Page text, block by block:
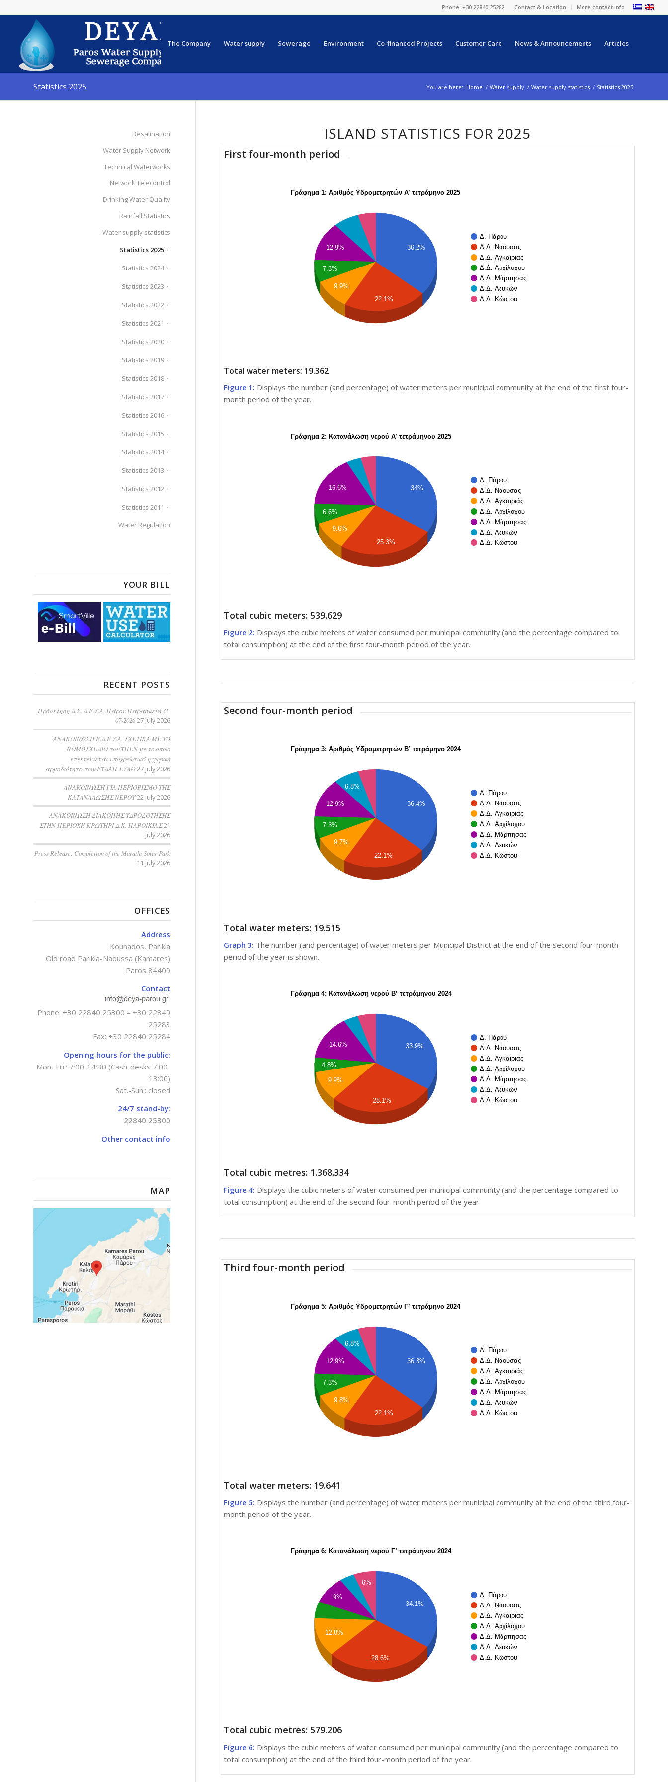
Contact & Location More contact info
Phone: +30 22840 25282
The Company Water supply Sewerage Environment Co-financed Projects Customer Care News & Announcements Articles
Statistics 2025 You are here: Home / Water supply / Water supply statistics / Statistics 2025
ISLAND STATISTICS FOR 2025
First four-month period
Γράφημα 1: Αριθμός Υδρομετρητών Α’ τετράμηνο 2025
Δ. Πάρου
Δ.Δ. Νάουσας
Δ.Δ. Αγκαιριάς
Δ.Δ. Αρχίλοχου
Δ.Δ. Μάρπησας
Δ.Δ. Λευκών
Δ.Δ. Κώστου
36.2%
12.9%
7.3%
9.9%
22.1%
Total water meters: 19.362
Figure 1: Displays the number (and percentage) of water meters per municipal community at the end of the first four-
month period of the year.
Γράφημα 2: Κατανάλωση νερού Α’ τετράμηνου 2025
Δ. Πάρου
Δ.Δ. Νάουσας
Δ.Δ. Αγκαιριάς
Δ.Δ. Αρχίλοχου
Δ.Δ. Μάρπησας
Δ.Δ. Λευκών
Δ.Δ. Κώστου
34%
16.6%
6.6%
9.6%
25.3%
Total cubic meters: 539.629
Figure 2: Displays the cubic meters of water consumed per municipal community (and the percentage compared to
total consumption) at the end of the first four-month period of the year.
Second four-month period
Γράφημα 3: Αριθμός Υδρομετρητών Β’ τετράμηνο 2024
Δ. Πάρου
Δ.Δ. Νάουσας
Δ.Δ. Αγκαιριάς
Δ.Δ. Αρχίλοχου
Δ.Δ. Μάρπησας
Δ.Δ. Λευκών
Δ.Δ. Κώστου
36.4%
6.8%
12.9%
7.3%
9.7%
22.1%
Total water meters: 19.515
Graph 3: The number (and percentage) of water meters per Municipal District at the end of the second four-month
period of the year is shown.
Γράφημα 4: Κατανάλωση νερού Β’ τετράμηνου 2024
Δ. Πάρου
Δ.Δ. Νάουσας
Δ.Δ. Αγκαιριάς
Δ.Δ. Αρχίλοχου
Δ.Δ. Μάρπησας
Δ.Δ. Λευκών
Δ.Δ. Κώστου
33.9%
14.6%
4.8%
9.9%
28.1%
Total cubic metres: 1.368.334
Figure 4: Displays the cubic meters of water consumed per municipal community (and the percentage compared to
total consumption) at the end of the second four-month period of the year.
Third four-month period
Γράφημα 5: Αριθμός Υδρομετρητών Γ’ τετράμηνο 2024
Δ. Πάρου
Δ.Δ. Νάουσας
Δ.Δ. Αγκαιριάς
Δ.Δ. Αρχίλοχου
Δ.Δ. Μάρπησας
Δ.Δ. Λευκών
Δ.Δ. Κώστου
36.3%
6.8%
12.9%
7.3%
9.8%
22.1%
Total water meters: 19.641
Figure 5: Displays the number (and percentage) of water meters per municipal community at the end of the third four-
month period of the year.
Γράφημα 6: Κατανάλωση νερού Γ’ τετράμηνου 2024
Δ. Πάρου
Δ.Δ. Νάουσας
Δ.Δ. Αγκαιριάς
Δ.Δ. Αρχίλοχου
Δ.Δ. Μάρπησας
Δ.Δ. Λευκών
Δ.Δ. Κώστου
34.1%
6%
9%
12.8%
28.6%
Total cubic metres: 579.206
Figure 6: Displays the cubic meters of water consumed per municipal community (and the percentage compared to
total consumption) at the end of the third four-month period of the year.
Desalination
Water Supply Network
Technical Waterworks
Network Telecontrol
Drinking Water Quality
Rainfall Statistics
Water supply statistics
Statistics 2025
Statistics 2024
Statistics 2023
Statistics 2022
Statistics 2021
Statistics 2020
Statistics 2019
Statistics 2018
Statistics 2017
Statistics 2016
Statistics 2015
Statistics 2014
Statistics 2013
Statistics 2012
Statistics 2011
Water Regulation
YOUR BILL
RECENT POSTS
Πρόσκληση Δ.Σ. Δ.Ε.Υ.Α. Πάρου Παρασκευή 31-
07-202627 July 2026
ΑΝΑΚΟΙΝΩΣΗ Ε.Δ.Ε.Υ.Α. ΣΧΕΤΙΚΑ ΜΕ ΤΟ
ΝΟΜΟΣΧΕΔΙΟ του ΥΠΕΝ με το οποίο
επεκτείνεται υποχρεωτικά η χωρική
αρμοδιότητα των ΕΥΔΑΠ-ΕΥΑΘ27 July 2026
ΑΝΑΚΟΙΝΩΣΗ ΓΙΑ ΠΕΡΙΟΡΙΣΜΟ ΤΗΣ
ΚΑΤΑΝΑΛΩΣΗΣ ΝΕΡΟΥ22 July 2026
AΝΑΚΟΙΝΩΣΗ ΔΙΑΚΟΠΗΣ ΥΔΡΟΔΟΤΗΣΗΣ
ΣΤΗΝ ΠΕΡΙΟΧΗ ΚΡΩΤΗΡΙ Δ.Κ. ΠΑΡΟΙΚΙΑΣ21
July 2026
Press Release: Completion of the Marathi Solar Park
11 July 2026
OFFICES
Address
Kounados, Parikia
Old road Parikia-Naoussa (Kamares)
Paros 84400
Contact
Phone: +30 22840 25300 – +30 22840
25283
Fax: +30 22840 25284
Opening hours for the public:
Mon.-Fri.: 7:00-14:30 (Cash-desks 7:00-
13:00)
Sat.-Sun.: closed
24/7 stand-by:
22840 25300
Other contact info
MAP